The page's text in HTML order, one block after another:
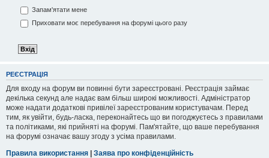
Запам'ятати мене
Приховати моє перебування на форумі цього разу
РЕЄСТРАЦІЯ
Для входу на форум ви повинні бути зареєстровані. Реєстрація займає
декілька секунд але надає вам більш широкі можливості. Адміністратор
може надати додаткові привілеї зареєстрованим користувачам. Перед
тим, як увійти, будь-ласка, переконайтесь що ви погоджуєтесь з правилами
та політиками, які прийняті на форумі. Пам'ятайте, що ваше перебування
на форумі означає вашу згоду з усіма правилами.
Правила використання | Заява про конфіденційність